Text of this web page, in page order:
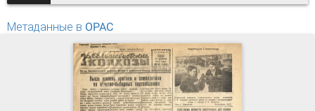
Метаданные в OPAC